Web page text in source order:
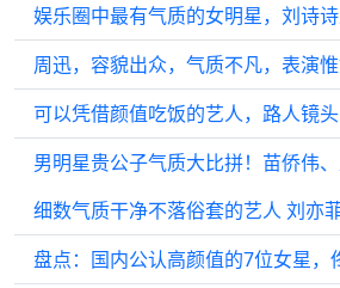
娱乐圈中最有气质的女明星，刘诗
周迅，容貌出众，气质不凡，表演